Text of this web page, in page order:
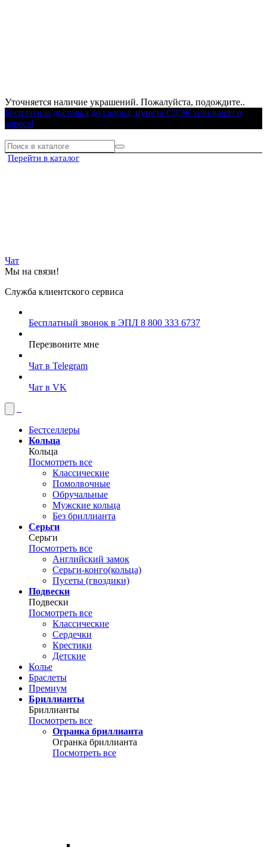
Уточняется наличие украшений. Пожалуйста, подождите..
Бесплатная доставка до салона, пункта СДЭК или вашего
адреса!
Перейти в каталог
Чат
Мы на связи!
Служба клиентского сервиса
Бесплатный звонок в ЭПЛ 8 800 333 6737
Перезвоните мне
Чат в Telegram
Чат в VK
Бестселлеры
Кольца
Кольца
Посмотреть все
Классические
Помолвочные
Обручальные
Мужские кольца
Без бриллианта
Серьги
Серьги
Посмотреть все
Английский замок
Серьги-конго(кольца)
Пусеты (гвоздики)
Подвески
Подвески
Посмотреть все
Классические
Сердечки
Крестики
Детские
Колье
Браслеты
Премиум
Бриллианты
Бриллианты
Посмотреть все
Огранка бриллианта
Огранка бриллианта
Посмотреть все